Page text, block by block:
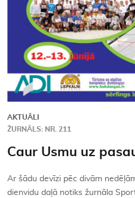
AKTUĀLI
ŽURNĀLS: NR. 211
Caur Usmu uz
Ar šādu devīzi pēc divām
dienvidu daļā notiks žurnāla